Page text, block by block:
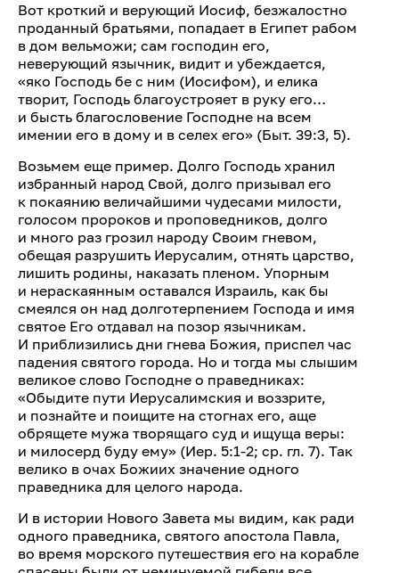
Вот кроткий и верующий Иосиф, безжалостно
проданный братьями, попадает в Египет рабом
в дом вельможи; сам господин его,
неверующий язычник, видит и убеждается,
«яко Господь бе с ним (Иосифом), и елика
творит, Господь благоустрояет в руку его…
и бысть благословение Господне на всем
имении его в дому и в селех его» (Быт. 39:3, 5).
Возьмем еще пример. Долго Господь хранил
избранный народ Свой, долго призывал его
к покаянию величайшими чудесами милости,
голосом пророков и проповедников, долго
и много раз грозил народу Своим гневом,
обещая разрушить Иерусалим, отнять царство,
лишить родины, наказать пленом. Упорным
и нераскаянным оставался Израиль, как бы
смеялся он над долготерпением Господа и имя
святое Его отдавал на позор язычникам.
И приблизились дни гнева Божия, приспел час
падения святого города. Но и тогда мы слышим
великое слово Господне о праведниках:
«Обыдите пути Иерусалимския и воззрите,
и познайте и поищите на стогнах его, аще
обрящете мужа творящаго суд и ищуща веры:
и милосерд буду ему» (Иер. 5:1-2; ср. гл. 7). Так
велико в очах Божиих значение одного
праведника для целого народа.
И в истории Нового Завета мы видим, как ради
одного праведника, святого апостола Павла,
во время морского путешествия его на корабле